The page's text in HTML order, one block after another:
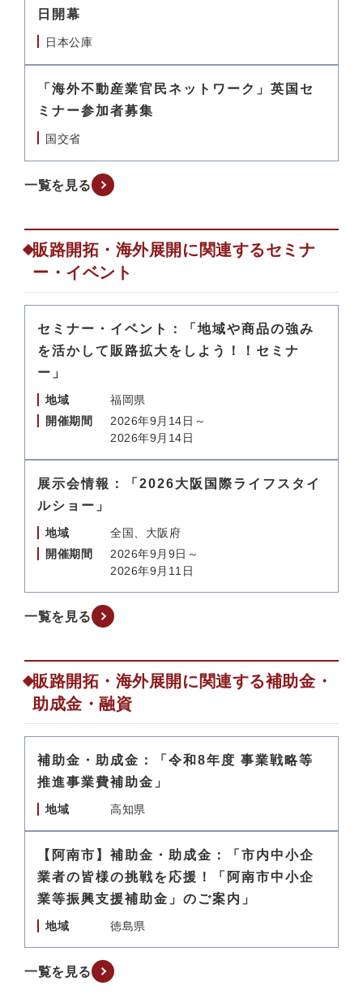
日開幕
日本公庫
「海外不動産業官民ネットワーク」英国セ
ミナー参加者募集
国交省
一覧を見る
販路開拓・海外展開に関連するセミナ
ー・イベント
セミナー・イベント：「地域や商品の強み
を活かして販路拡大をしよう！！セミナ
ー」
地域
福岡県
開催期間
2026年9月14日～
2026年9月14日
展示会情報：「2026大阪国際ライフスタイ
ルショー」
地域
全国、大阪府
開催期間
2026年9月9日～
2026年9月11日
一覧を見る
販路開拓・海外展開に関連する補助金・
助成金・融資
補助金・助成金：「令和8年度 事業戦略等
推進事業費補助金」
地域 高知県
【阿南市】補助金・助成金：「市内中小企
業者の皆様の挑戦を応援！「阿南市中小企
業等振興支援補助金」のご案内」
地域 徳島県
一覧を見る